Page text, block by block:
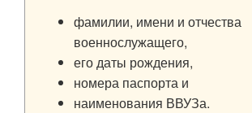
фамилии, имени и отчества
военнослужащего,
его даты рождения,
номера паспорта и
наименования ВВУЗа.